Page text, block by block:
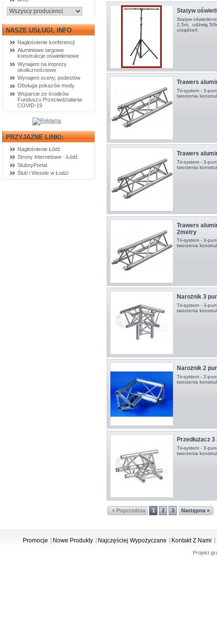
NASZE USŁUGI, INFO
Nagłośnienie konferencji
Aluminiowe targowe
konstrukcje oświetleniowe
Wynajem na imprezy
okolicznościowe
Wynajem sceny, podestów
Obsługa pokazów mody
Wsparcie ze środków
Funduszu Przeciwdziałania
COVID-19
PRZYJAZNE LINKI:
Nagłośnienie Łódź
Strony internetowe - Łódź
SlubnyPortal
Ślub i Wesele w Łodzi
Statyw
Statyw
2,5m, udźwig
urządzeń.
Trawers
Tri-system - 3-
tworzenia
Trawers
Tri-system - 3-
tworzenia
Trawers
2metry
Tri-system - 3-
tworzenia
Narożnik 3
Tri-system - 3-
tworzenia
Narożnik 2
Tri-system - 2-
tworzenia
Przedłużacz
Tri-system - 3-
tworzenia
« Poprzednia 1 2 3 Następna »
Promocje Nowe Produkty Najczęściej Wypożyczane Kontakt Z Nami
Projekt